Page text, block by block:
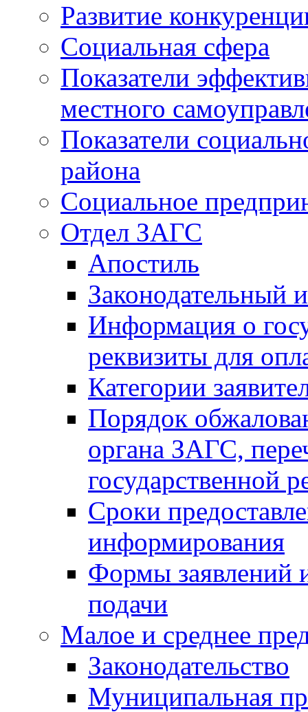
Развитие
Социальная сфера
Показатели
местного
Показатели
района
Социальное
Отдел ЗАГС
Апостиль
Законодательный
Информация о
реквизиты для
Категории
Порядок
органа ЗАГС,
государственной
Сроки
информирования
Формы заявлений
подачи
Малое и среднее
Законодательство
Муниципальная